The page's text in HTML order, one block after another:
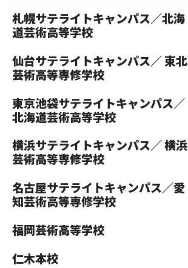
札幌サテライトキャンパス／北海
道芸術高等学校
仙台サテライトキャンパス／ 東北
芸術高等専修学校
東京池袋サテライトキャンパス／
北海道芸術高等学校
横浜サテライトキャンパス／ 横浜
芸術高等専修学校
名古屋サテライトキャンパス／愛
知芸術高等専修学校
福岡芸術高等学校
仁木本校